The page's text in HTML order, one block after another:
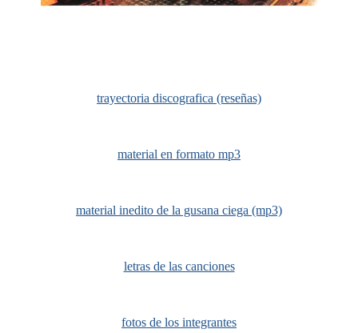
trayectoria discografica (reseñas)
material en formato mp3
material inedito de la gusana ciega (mp3)
letras de las canciones
fotos de los integrantes